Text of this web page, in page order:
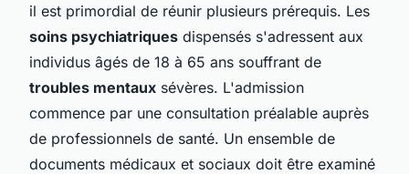
il est primordial de réunir plusieurs prérequis. Les
soins psychiatriques dispensés s'adressent aux
individus âgés de 18 à 65 ans souffrant de
troubles mentaux sévères. L'admission
commence par une consultation préalable auprès
de professionnels de santé. Un ensemble de
documents médicaux et sociaux doit être examiné